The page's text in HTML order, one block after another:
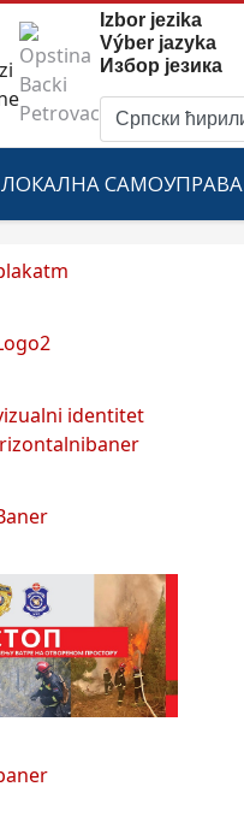
Izbor jezika
Výber jazyka
Избор језика
ЛОКАЛНА САМОУПРАВА